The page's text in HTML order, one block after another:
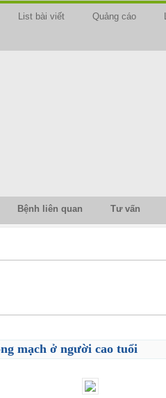
List bài viết Quảng cáo
Bệnh liên quan Tư vấn
mạch ở người cao tuổi